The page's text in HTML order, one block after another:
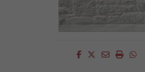
Facebook
Twitter
Email